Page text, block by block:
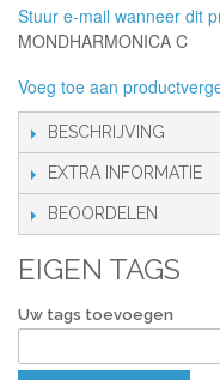
Stuur e-mail wanneer dit
MONDHARMONICA C
Voeg toe aan
BESCHRIJVING
EXTRA INFORMATIE
BEOORDELEN
EIGEN TAGS
Uw tags toevoegen